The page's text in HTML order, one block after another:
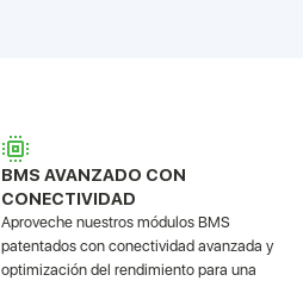
BMS AVANZADO CON
CONECTIVIDAD
Aproveche nuestros módulos BMS
patentados con conectividad avanzada y
optimización del rendimiento para una